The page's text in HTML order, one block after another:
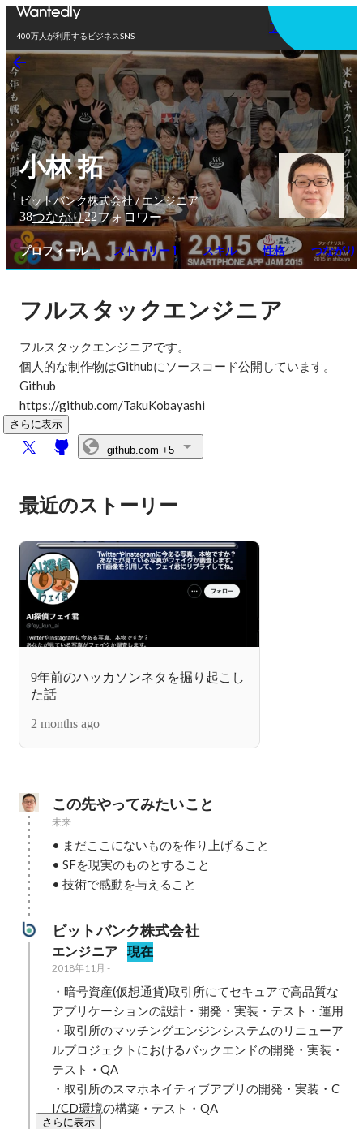
400万人が利用するビジネスSNS
アプリを使う
小林 拓
ビットバンク株式会社 / エンジニア
38つながり22フォロワー
プロフィール ストーリー 1 スキル 性格 つながり
フルスタックエンジニア
フルスタックエンジニアです。
個人的な制作物はGithubにソースコード公開しています。
Github
https://github.com/TakuKobayashi
さらに表示
github.com +5
最近のストーリー
9年前のハッカソンネタを掘り起こし
た話
2 months ago
この先やってみたいこと
未来
• まだここにないものを作り上げること
• SFを現実のものとすること
• 技術で感動を与えること
ビットバンク株式会社
エンジニア 現在
2018年11月 -
・暗号資産(仮想通貨)取引所にてセキュアで高品質な
アプリケーションの設計・開発・実装・テスト・運用
・取引所のマッチングエンジンシステムのリニューア
ルプロジェクトにおけるバックエンドの開発・実装・
テスト・QA
・取引所のスマホネイティブアプリの開発・実装・C
I/CD環境の構築・テスト・QA
さらに表示